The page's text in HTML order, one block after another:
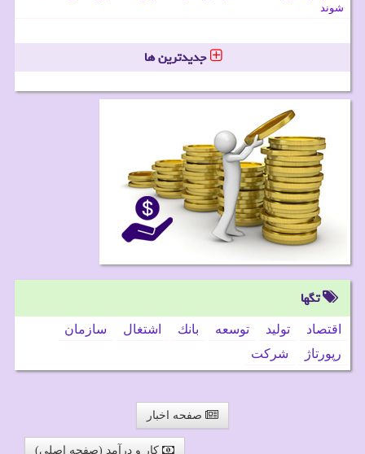
شوند
جدیدترین ها
تگها
اقتصاد تولید توسعه بانك اشتغال
سازمان
رپورتاژ
شركت
صفحه اخبار
کار و درآمد (صفحه اصلی)